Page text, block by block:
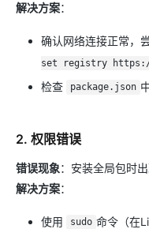
解决方案：
确认网络连接正常，
set registry
检查
package.json
2. 权限错误
错误现象：安装全局包时出
解决方案：
使用 sudo 命令（在